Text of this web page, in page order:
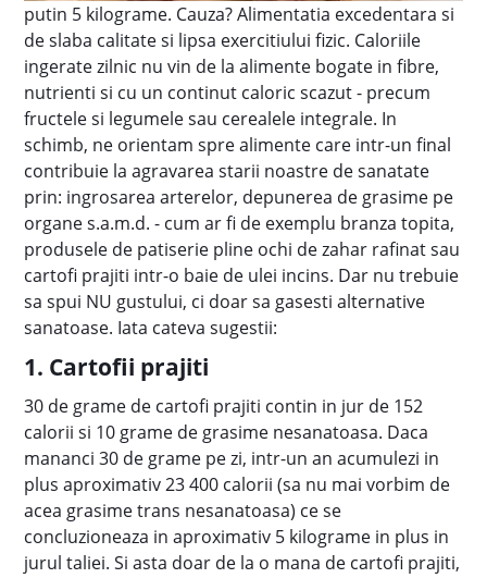
putin 5 kilograme. Cauza? Alimentatia excedentara si
de slaba calitate si lipsa exercitiului fizic. Caloriile
ingerate zilnic nu vin de la alimente bogate in fibre,
nutrienti si cu un continut caloric scazut - precum
fructele si legumele sau cerealele integrale. In
schimb, ne orientam spre alimente care intr-un final
contribuie la agravarea starii noastre de sanatate
prin: ingrosarea arterelor, depunerea de grasime pe
organe s.a.m.d. - cum ar fi de exemplu branza topita,
produsele de patiserie pline ochi de zahar rafinat sau
cartofi prajiti intr-o baie de ulei incins. Dar nu trebuie
sa spui NU gustului, ci doar sa gasesti alternative
sanatoase. Iata cateva sugestii:
1. Cartofii prajiti
30 de grame de cartofi prajiti contin in jur de 152
calorii si 10 grame de grasime nesanatoasa. Daca
mananci 30 de grame pe zi, intr-un an acumulezi in
plus aproximativ 23 400 calorii (sa nu mai vorbim de
acea grasime trans nesanatoasa) ce se
concluzioneaza in aproximativ 5 kilograme in plus in
jurul taliei. Si asta doar de la o mana de cartofi prajiti,